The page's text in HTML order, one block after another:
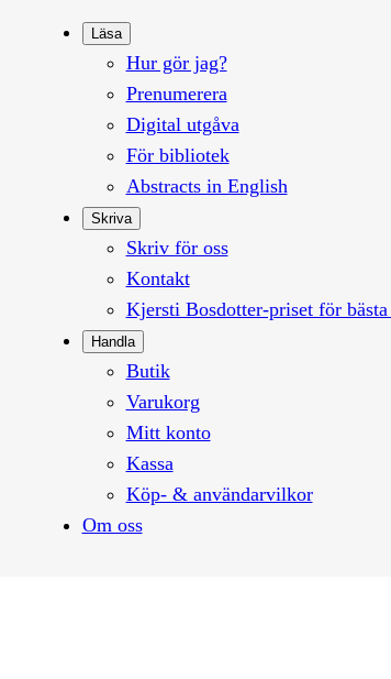
Läsa
Hur gör jag?
Prenumerera
Digital utgåva
För bibliotek
Abstracts in English
Skriva
Skriv för oss
Kontakt
Kjersti Bosdotter-priset för
Handla
Butik
Varukorg
Mitt konto
Kassa
Köp- & användarvilkor
Om oss